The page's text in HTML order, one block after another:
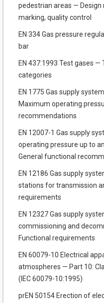
pedestrian areas —
marking, quality control
EN 334 Gas pressure
bar
EN 437:1993 Test gases
categories
EN 1775 Gas supply
Maximum operating
recommendations
EN 12007-1 Gas supply
operating pressure up to
General functional
EN 12186 Gas supply
stations for transmission
requirements
EN 12327 Gas supply
commissioning and
Functional requirements
EN 60079-10 Electrical
atmospheres — Part 10:
(IEC 60079-10:1995)
prEN 50154 Erection of